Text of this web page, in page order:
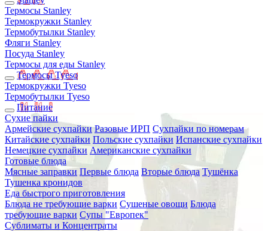
Термосы Stanley
Термокружки Stanley
Термобутылки Stanley
Фляги Stanley
Посуда Stanley
Термосы для еды Stanley
Термосы Tyeso
Термокружки Tyeso
Термобутылки Tyeso
Питание
Сухие пайки
Армейские сухпайки Разовые ИРП Сухпайки по номерам
Китайские сухпайки Польские сухпайки Испанские сухпайки
Немецкие сухпайки Американские сухпайки
Готовые блюда
Мясные заправки Первые блюда Вторые блюда Тушёнка
Тушенка кронидов
Еда быстрого приготовления
Блюда не требующие варки Сушеные овощи Блюда
требующие варки Супы "Европек"
Сублиматы и Концентраты